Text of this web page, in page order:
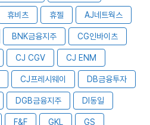
휴비츠 휴젤 AJ네트웍스
BNK금융지주 CG인바이츠
CJ CGV CJ ENM
CJ프레시웨이 DB금융투자
DGB금융지주 DI동일
F&F GKL GS